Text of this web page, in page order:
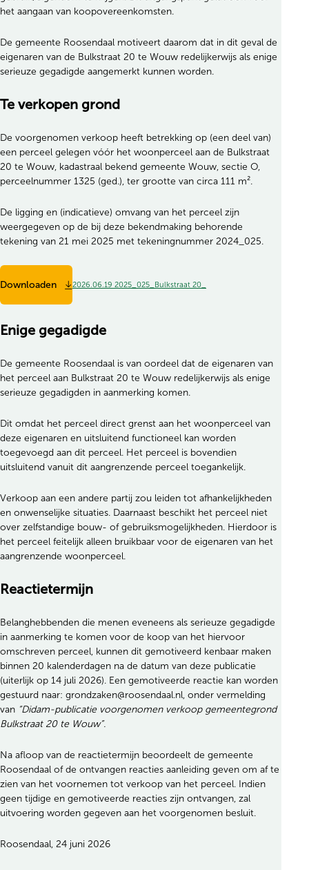
het aangaan van koopovereenkomsten.
De gemeente Roosendaal motiveert daarom dat in dit geval de
eigenaren van de Bulkstraat 20 te Wouw redelijkerwijs als enige
serieuze gegadigde aangemerkt kunnen worden.
Te verkopen grond
De voorgenomen verkoop heeft betrekking op (een deel van)
een perceel gelegen vóór het woonperceel aan de Bulkstraat
20 te Wouw, kadastraal bekend gemeente Wouw, sectie O,
perceelnummer 1325 (ged.), ter grootte van circa 111 m².
De ligging en (indicatieve) omvang van het perceel zijn
weergegeven op de bij deze bekendmaking behorende
tekening van 21 mei 2025 met tekeningnummer 2024_025.
2026.06.19 2025_025_Bulkstraat 20_
Downloaden
Enige gegadigde
De gemeente Roosendaal is van oordeel dat de eigenaren van
het perceel aan Bulkstraat 20 te Wouw redelijkerwijs als enige
serieuze gegadigden in aanmerking komen.
Dit omdat het perceel direct grenst aan het woonperceel van
deze eigenaren en uitsluitend functioneel kan worden
toegevoegd aan dit perceel. Het perceel is bovendien
uitsluitend vanuit dit aangrenzende perceel toegankelijk.
Verkoop aan een andere partij zou leiden tot afhankelijkheden
en onwenselijke situaties. Daarnaast beschikt het perceel niet
over zelfstandige bouw- of gebruiksmogelijkheden. Hierdoor is
het perceel feitelijk alleen bruikbaar voor de eigenaren van het
aangrenzende woonperceel.
Reactietermijn
Belanghebbenden die menen eveneens als serieuze gegadigde
in aanmerking te komen voor de koop van het hiervoor
omschreven perceel, kunnen dit gemotiveerd kenbaar maken
binnen 20 kalenderdagen na de datum van deze publicatie
(uiterlijk op 14 juli 2026). Een gemotiveerde reactie kan worden
gestuurd naar: grondzaken@roosendaal.nl, onder vermelding
van “Didam-publicatie voorgenomen verkoop gemeentegrond
Bulkstraat 20 te Wouw”.
Na afloop van de reactietermijn beoordeelt de gemeente
Roosendaal of de ontvangen reacties aanleiding geven om af te
zien van het voornemen tot verkoop van het perceel. Indien
geen tijdige en gemotiveerde reacties zijn ontvangen, zal
uitvoering worden gegeven aan het voorgenomen besluit.
Roosendaal, 24 juni 2026